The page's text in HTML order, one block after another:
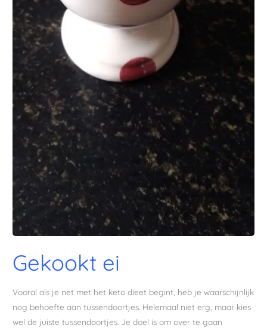
Gekookt ei
Vooral als je net met het keto dieet begint, heb je waarschijnlijk
nog behoefte aan tussendoortjes. Helemaal niet erg, maar kies
wel de juiste tussendoortjes. Je doel is om over te gaan